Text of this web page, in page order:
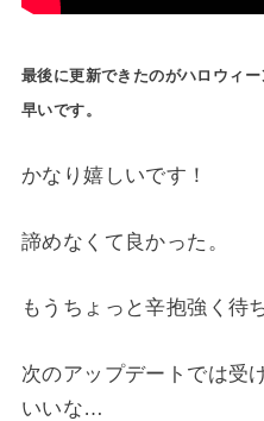
最後に更新できたのがハロウィ
早いです。
かなり嬉しいです！
諦めなくて良かった。
もうちょっと辛抱強く待
次のアップデートでは受
いいな…